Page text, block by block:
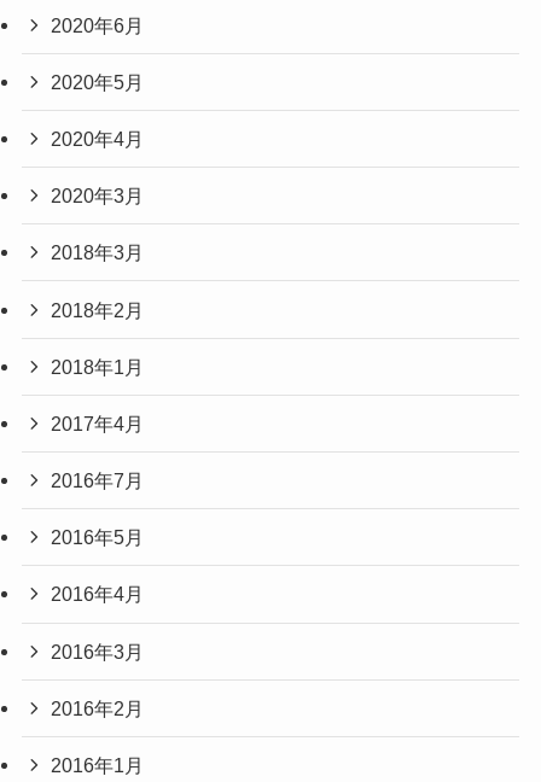
2020年6月
2020年5月
2020年4月
2020年3月
2018年3月
2018年2月
2018年1月
2017年4月
2016年7月
2016年5月
2016年4月
2016年3月
2016年2月
2016年1月